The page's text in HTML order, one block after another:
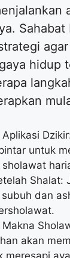
Sahabat
hidup
Aplikasi
untuk
Shalat:
dan
Makna
akan
meresapi